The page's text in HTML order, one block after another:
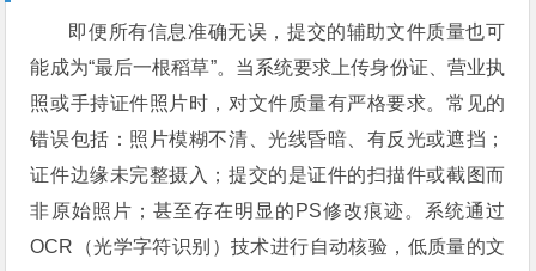
即便所有信息准确无误，提交的辅助文件质量也可
能成为“最后一根稻草”。当系统要求上传身份证、营业执
照或手持证件照片时，对文件质量有严格要求。常见的
错误包括：照片模糊不清、光线昏暗、有反光或遮挡；
证件边缘未完整摄入；提交的是证件的扫描件或截图而
非原始照片；甚至存在明显的PS修改痕迹。系统通过
OCR（光学字符识别）技术进行自动核验，低质量的文